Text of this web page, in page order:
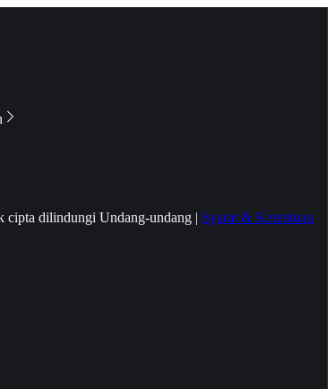
cipta dilindungi Undang-undang | Syarat & Ketentuan